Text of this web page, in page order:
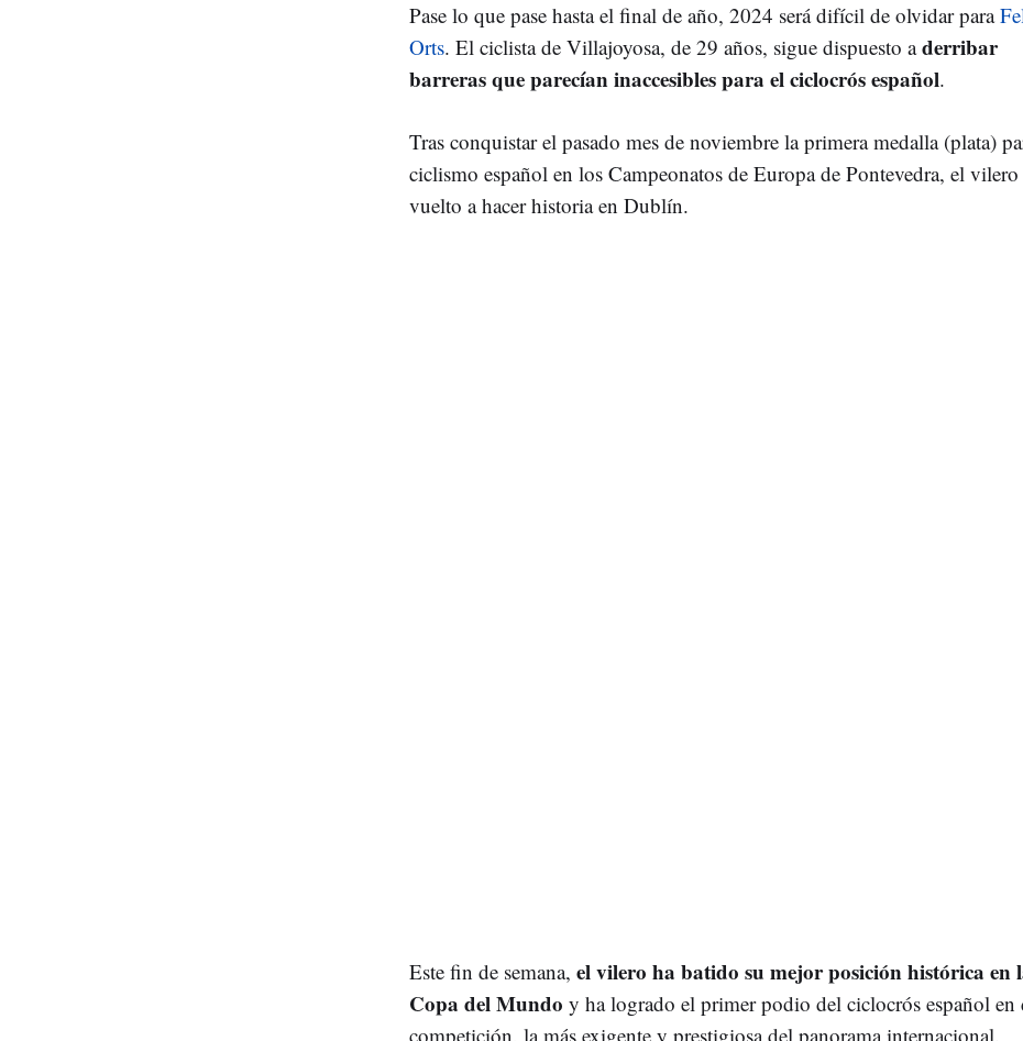
Pase lo que pase hasta el final de año, 2024 será difícil de olvidar para
Orts. El ciclista de Villajoyosa, de 29 años, sigue dispuesto aderribar
barreras que parecían inaccesibles para el ciclocrós español.
Tras conquistar el pasado mes de noviembre la primera medalla (plata)
ciclismo español en los Campeonatos de Europa de Pontevedra, el vilero
vuelto a hacer historia en Dublín.
Este fin de semana, el vilero ha batido su mejor posición histórica en
Copa del Mundo y ha logrado el primer podio del ciclocrós español en
competición, la más exigente y prestigiosa del panorama internacional.